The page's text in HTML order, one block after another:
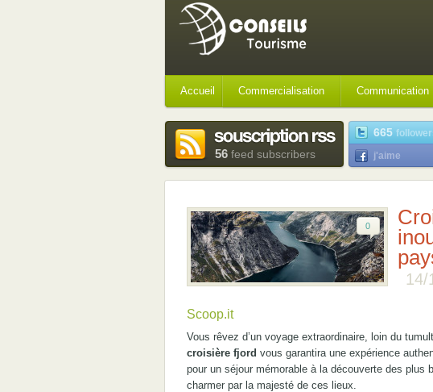
Accueil Commercialisation Communication
56 feed subscribers
665
j'aime
0
14/
Scoop.it
Vous rêvez d’un voyage extraordinaire, loin du
croisière fjord vous garantira une expérience
pour un séjour mémorable à la découverte des plus
charmer par la majesté de ces lieux.